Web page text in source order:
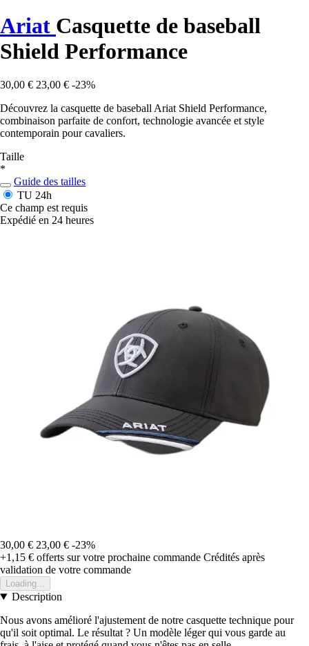
Ariat Casquette de baseball
Shield Performance
30,00 € 23,00 € -23%
Découvrez la casquette de baseball Ariat Shield Performance,
combinaison parfaite de confort, technologie avancée et style
contemporain pour cavaliers.
Taille
*
Guide des tailles
TU 24h
Ce champ est requis
Expédié en 24 heures
30,00 € 23,00 € -23%
+1,15 € offerts sur votre prochaine commande Crédités après
validation de votre commande
Loading...
Description
Nous avons amélioré l'ajustement de notre casquette technique pour
qu'il soit optimal. Le résultat ? Un modèle léger qui vous garde au